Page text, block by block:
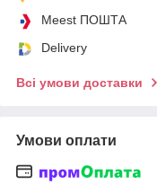
Meest ПОШТА
Delivery
Всі умови доставки
Умови оплати